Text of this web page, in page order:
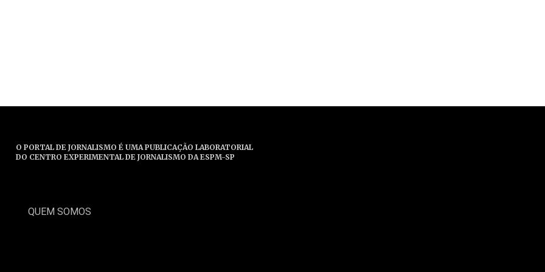
O PORTAL DE JORNALISMO É UMA PUBLICAÇÃO LABORATORIAL
DO CENTRO EXPERIMENTAL DE JORNALISMO DA ESPM-SP
QUEM SOMOS